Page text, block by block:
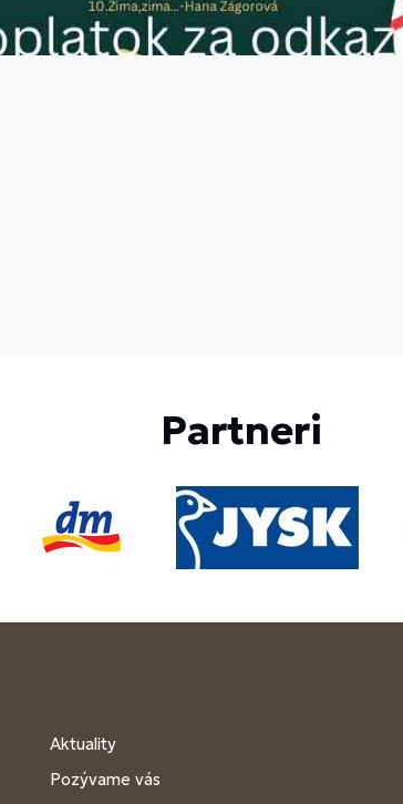
Partneri
Aktuality
Pozývame vás